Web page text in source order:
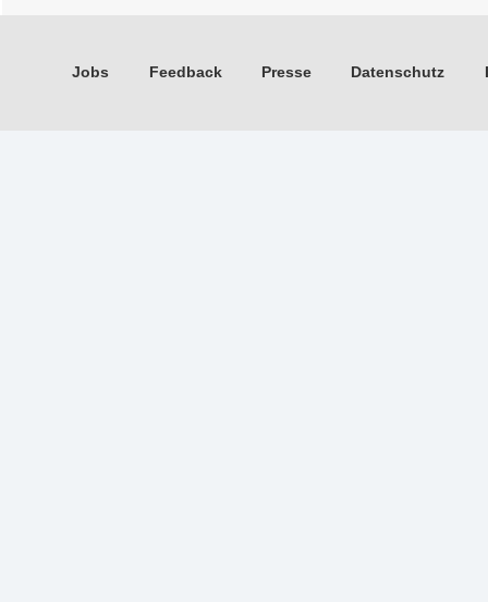
Jobs Feedback Presse Datenschutz